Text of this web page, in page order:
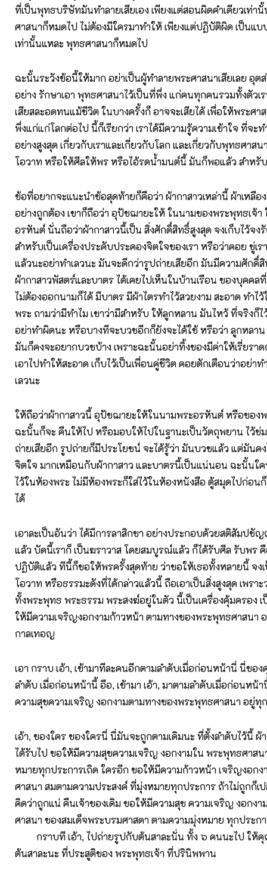
ที่เป็นพุทธบริษัทมันทำลายเสียเอง เพียงแต่สอนผิดคำเดียวเท่า
ศาสนาก็หมดไป ไม่ต้องมีใครมาทำให้ เพียงแต่ปฏิบัติผิด เป็นแ
เท่านั้นแหละ พุทธศาสนาก็หมดไป
ฉะนั้นระวังข้อนี้ให้มาก อย่าเป็นผู้ทำลายพระศาสนาเสียเลย อุต
อย่าง รักษาเอา พุทธศาสนาไว้เป็นที่พึ่ง แก่คนทุกคนรวมทั้งตัวเ
เสียสละอดทนแม้ชีวิต ในบางครั้งก็ อาจจะเสียได้ เพื่อให้พระศา
พึ่งแก่แก่โลกต่อไป นี้ก็เรียกว่า เราได้มีความรู้ความเข้าใจ ที่จะท
อย่างสูงสุด เกี่ยวกับเราและเกี่ยวกับโลก และเกี่ยวกับพุทธศาสน
โอวาท หรือให้ศีลให้พร หรือไอ้รดน้ำมนต์นี้ มันก็พอแล้ว สำหรั
ข้อที่อยากจะแนะนำข้อสุดท้ายก็คือว่า ผ้ากาสาวเหล่านี้ ผ้าเหลือ
อย่างถูกต้อง เขาก็ถือว่า อุปัชฌายะให้ ในนามของพระพุทธเจ้า
อรหันต์ นั่นถือว่าผ้ากาสาวนี้เป็น สิ่งศักดิ์สิทธิ์สูงสุด จงเก็บไว้จง
สำหรับเป็นเครื่องประคับประคองจิตใจของเรา หรือว่าคอย ขู่เร
แล้วนะอย่าทำเลวนะ มันจะดีกว่ารูปถ่ายเสียอีก มันมีความศักดิ์
ผ้ากาสาวพัสตร์และบาตร ได้เคยไปเห็นในบ้านเรือน ของบุคค
ไม่ต้องออกนามก็ได้ มีบาตร มีผ้าไตรทำไว้สวยงาม สะอาด ทำไ
พระ ถามว่ามีทำไม เขาว่ามีสำหรับ ให้ลูกหลาน มันไหว้ ที่จริงก็ไ
อย่าทำผิดนะ หรือบางทีจะบวชอีกก็ยังจะได้ใช้ หรือว่า ลูกหลาน
มันก็คงจะอยากบวชบ้าง เพราะฉะนั้นอย่าทิ้งของมีค่าให้เรี่ยรา
เอาไปทำให้สะอาด เก็บไว้เป็นเพื่อนคู่ชีวิต คอยตักเตือนว่าอย่าท
เลวนะ
ให้ถือว่าผ้ากาสาวนี้ อุปัชฌายะให้ในนามพระอรหันต์ หรือของ
ฉะนั้นก็จะ คืนให้ไป หรือมอบให้ไปในฐานะเป็นวัตถุพยาน ไว้ข่
ถ่ายเสียอีก รูปถ่ายก็มีประโยชน์ จะได้รู้ว่า มันบวชแล้ว แต่มันค
จิตใจ มากเหมือนกับผ้ากาสาว และบาตรนี้เป็นแน่นอน ฉะนั้นใ
ไว้ในห้องพระ ไม่มีห้องพระก็ใส่ไว้ในห้องหนังสือ ตู้สมุดไปก่อน
ได้
เอาละเป็นอันว่า ได้มีการลาสิกขา อย่างประกอบด้วยสติสัมปชั
แล้ว บัดนี้เราก็ เป็นฆราวาส โดยสมบูรณ์แล้ว ก็ได้รับศีล รับพร
ปฏิบัติแล้ว ทีนี้ก็ขอให้พรครั้งสุดท้าย ว่าขอให้เธอทั้งหลายนี้ จง
โอวาท หรือธรรมะดังที่ได้กล่าวแล้วนี้ ถือเอาเป็นสิ่งสูงสุด เพรา
ทั้งพระพุทธ พระธรรม พระสงฆ์อยู่ในตัว นี้เป็นเครื่องคุ้มครอง เ
ให้มีความเจริญงอกงามก้าวหน้า ตามทางของพระพุทธศาสนา
กาลเทอญ
เอา กราบ เอ้า, เข้ามาทีละคนอีกตามลำดับเมื่อก่อนหน้านี่ นี่ของ
ลำดับ เมื่อก่อนหน้านี้ อือ, เข้ามา เอ้า, มาตามลำดับเมื่อก่อนหน้า
ความสุขความเจริญ งอกงามตามทางของพระพุทธศาสนา อยู่ทุ
เอ้า, ของใคร ของใครนี่ นี่มันจะถูกตามเดิมนะ ที่ตั้งลำดับไว้นี้
ได้รับไป ขอให้มีความสุขความเจริญ งอกงามใน พระพุทธศาสน
หมายทุกประการเถิด ใครอีก ขอให้มีความก้าวหน้า เจริญงอก
ศาสนา สมตามความประสงค์ ที่มุ่งหมายทุกประการ ถ้าไม่ถูกก็เ
คิดว่าถูกแน่ คืนเจ้าของเดิม ขอให้มีความสุข ความเจริญ งอกง
ศาสนา ของสมเด็จพระบรมศาสดา ตามความมุ่งหมาย ทุกประก
กราบที เอ้า, ไปถ่ายรูปกับต้นสาละนั่น ทั้ง ๖ คนนะไป ให้คุ
ต้นสาละนะ ที่ประสูติของ พระพุทธเจ้า ที่ปรินิพพาน